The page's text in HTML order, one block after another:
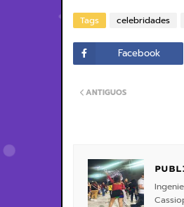
Tags celebridades
Facebook
ANTIGUOS